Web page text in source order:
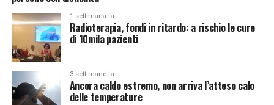
1 settimana fa
Radioterapia, fondi in ritardo: a rischio le cure
di 10mila pazienti
3 settimane fa
Ancora caldo estremo, non arriva l’atteso calo
delle temperature